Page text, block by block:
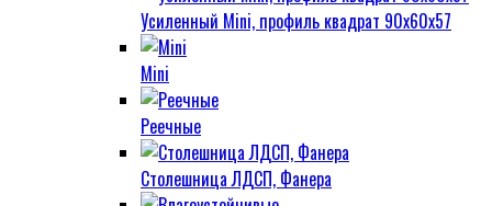
Усиленный Mini, профиль квадрат 90х60х57
Mini
Реечные
Столешница ЛДСП, Фанера